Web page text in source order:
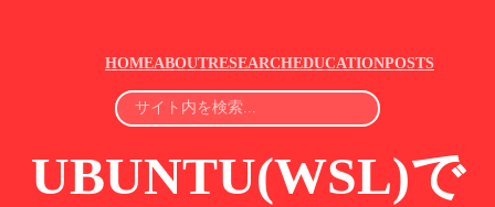
HOMEABOUTRESEARCHEDUCATIONPOSTS
UBUNTU(WSL)で